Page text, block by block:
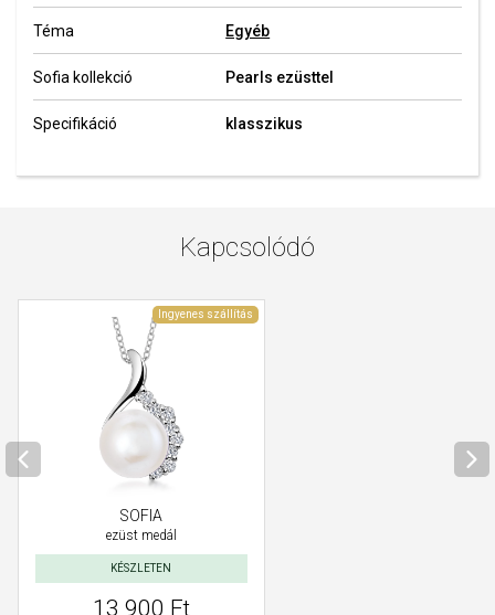
Téma Egyéb
Sofia kollekció Pearls ezüsttel
Specifikáció klasszikus
Kapcsolódó
Ingyenes szállítás
SOFIA
ezüst medál
KÉSZLETEN
13 900 Ft